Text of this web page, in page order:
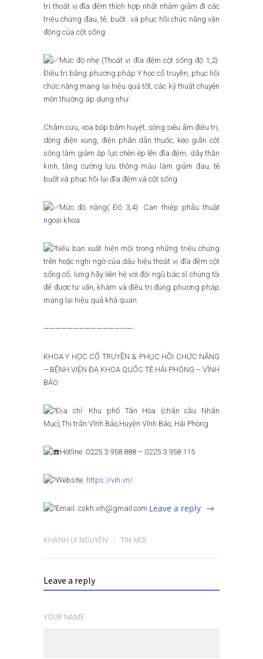
trị thoát vị đĩa đệm thích hợp nhất nhằm giảm đi các
triệu chứng đau, tê, buốt…và phục hồi chức năng vận
động của cột sống.
Mức độ nhẹ (Thoát vị đĩa đệm cột sống độ 1,2):
Điều trị bằng phương pháp Y học cổ truyền, phục hồi
chức năng mang lại hiệu quả tốt, các kỹ thuật chuyên
môn thường áp dụng như:
Châm cứu, xoa bóp bấm huyệt, sóng siêu âm điều trị,
dòng điện xung, điện phân dẫn thuốc, kéo giãn cột
sống làm giảm áp lực chèn ép lên đĩa đệm, dây thần
kinh, tăng cường lưu thông máu làm giảm đau, tê
buốt và phục hồi lại đĩa đệm và cột sống.
Mức độ nặng( Độ 3,4): Can thiệp phẫu thuật
ngoại khoa
Nếu bạn xuất hiện mội trong những triệu chứng
trên hoặc nghi ngờ của dấu hiệu thoát vị đĩa đệm cột
sổng cổ, lưng hãy liên hệ với đội ngũ bác sĩ chúng tôi
để được tư vấn, khám và điều trị đúng phương pháp
mang lại hiệu quả khả quan.
———————————————-
KHOA Y HỌC CỔ TRUYỀN & PHỤC HỒI CHỨC NĂNG
– BỆNH VIỆN ĐA KHOA QUỐC TÊ HẢI PHÒNG – VĨNH
BẢO
Địa chỉ: Khu phố Tân Hòa (chân cầu Nhân
Mục),Thị trấn Vĩnh Bảo,Huyện Vĩnh Bảo, Hải Phòng
Hotline: 0225 3 958 888 – 0225 3 958 115
Website: https://vih.vn/
Email: cskh.vih@gmail.com Leave a reply
KHÁNH LY NGUYỄN TIN MỚI
Leave a reply
YOUR NAME